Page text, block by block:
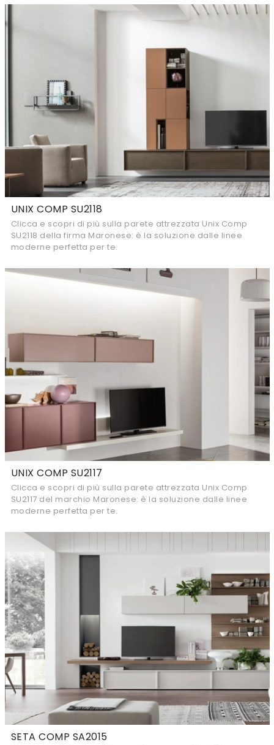
UNIX COMP SU2118
Clicca e scopri di più sulla parete attrezzata Unix Comp
SU2118 della firma Maronese: è la soluzione dalle linee
moderne perfetta per te.
UNIX COMP SU2117
Clicca e scopri di più sulla parete attrezzata Unix Comp
SU2117 del marchio Maronese: è la soluzione dalle linee
moderne perfetta per te.
SETA COMP SA2015